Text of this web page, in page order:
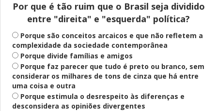
Saúde Mental
Plataforma oferece escuta em saúde
mental para jovens no SUS Digital
Definido
PT lança Patrus Ananias como candidato
ao governo de Minas Gerais
Por que é tão ruim que o Brasil seja dividido
entre "direita" e "esquerda" política?
Porque são conceitos arcaicos e que não refletem a
complexidade da sociedade contemporânea
Porque divide famílias e amigos
Porque faz parecer que tudo é preto ou branco, sem
considerar os milhares de tons de cinza que há entre
uma coisa e outra
Porque estimula o desrespeito às diferenças e
desconsidera as opiniões divergentes